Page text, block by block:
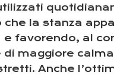
che la stanza
e favorendo, al
di maggiore
Anche